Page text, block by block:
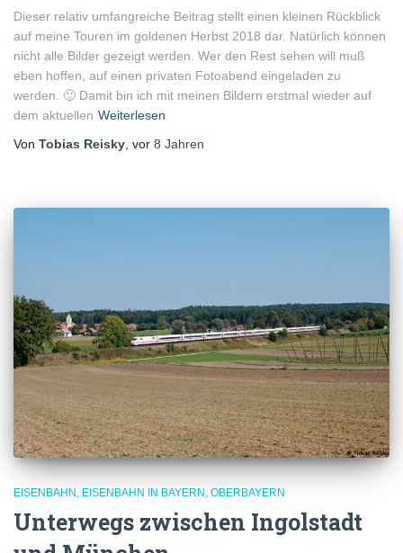
Dieser relativ umfangreiche Beitrag stellt einen kleinen Rückblick
auf meine Touren im goldenen Herbst 2018 dar. Natürlich können
nicht alle Bilder gezeigt werden. Wer den Rest sehen will muß
eben hoffen, auf einen privaten Fotoabend eingeladen zu
werden. 🙂 Damit bin ich mit meinen Bildern erstmal wieder auf
dem aktuellen Weiterlesen
Von Tobias Reisky , vor 8 Jahren
EISENBAHN EISENBAHN IN BAYERN OBERBAYERN
Unterwegs zwischen Ingolstadt